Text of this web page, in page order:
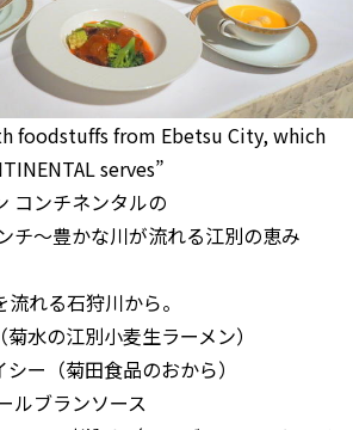
foodstuffs from Ebetsu City, which
serves”
コンチネンタルの
チ～豊かな川が流れる江別の恵み
れる石狩川から。
水の江別小麦生ラーメン）
ー（菊田食品のおから）
ルブランソース